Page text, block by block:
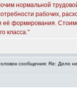
нормальной
рабочих,
формирования.
класса."
сообщения: Re: Дело не